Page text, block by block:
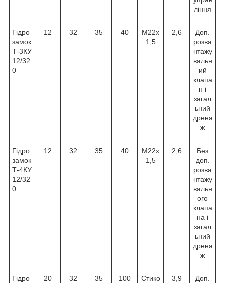
ління
Гідро
замок
Т-3КУ
12/32
0
12 32 35 40
М22х
1,5
2,6
Доп.
розва
нтажу
вальн
ий
клапа
н і
загал
ьний
дрена
ж
Гідро
замок
Т-4КУ
12/32
0
12 32 35 40
М22х
1,5
2,6
Без
доп.
розва
нтажу
вальн
ого
клапа
на і
загал
ьний
дрена
ж
Гідро
20 32 35 100
Стико
3,9
Доп.